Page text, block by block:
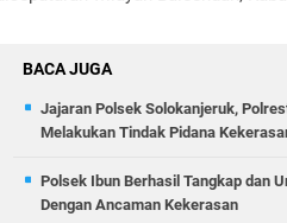
BACA JUGA
Jajaran Polsek Solokanjeruk,
Melakukan Tindak Pidana
Polsek Ibun Berhasil Tangkap dan
Dengan Ancaman Kekerasan